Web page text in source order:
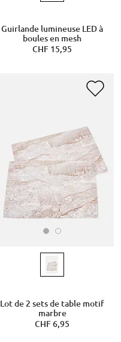
Guirlande lumineuse LED à
boules en mesh
CHF 15,95
Lot de 2 sets de table motif
marbre
CHF 6,95